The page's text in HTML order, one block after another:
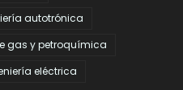
autotrónica
gas y petroquímica
eléctrica